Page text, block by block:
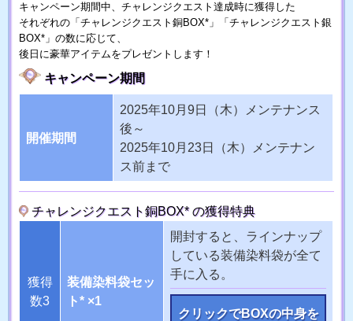
キャンペーン期間中、チャレンジクエスト達成時に獲得した
それぞれの「チャレンジクエスト銅BOX*」「チャレンジクエスト銀
BOX*」の数に応じて、
後日に豪華アイテムをプレゼントします！
キャンペーン期間
開催期間
2025年10月9日（木）メンテナンス
後～
2025年10月23日（木）メンテナン
ス前まで
チャレンジクエスト銅BOX* の獲得特典
獲得
数3
装備染料袋セッ
ト* ×1
開封すると、ラインナップ
している装備染料袋が全て
手に入る。
クリックでBOXの中身を